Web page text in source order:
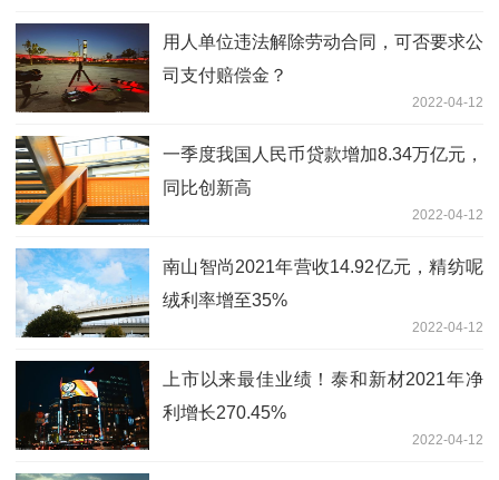
用人单位违法解除劳动合同，可否要求公
司支付赔偿金？
2022-04-12
一季度我国人民币贷款增加8.34万亿元，
同比创新高
2022-04-12
南山智尚2021年营收14.92亿元，精纺呢
绒利率增至35%
2022-04-12
上市以来最佳业绩！泰和新材2021年净
利增长270.45%
2022-04-12